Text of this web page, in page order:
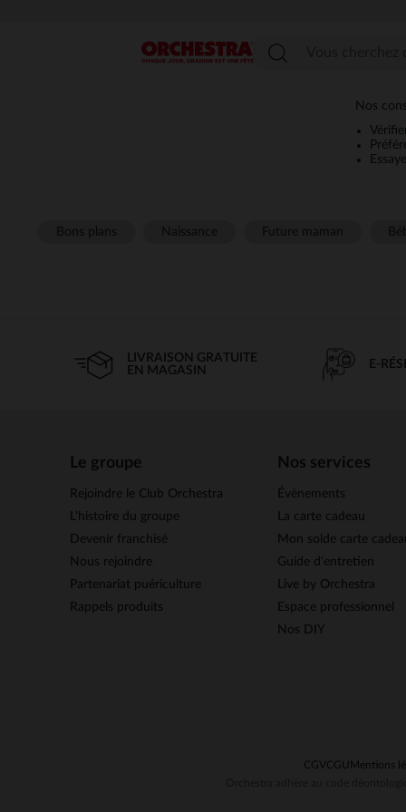
Menu
Nos
LIVRAISON GRATUITE
EN MAGASIN
E-
Le groupe
Rejoindre le Club Orchestra
L’histoire du groupe
Devenir franchisé
Nous rejoindre
Partenariat puériculture
Rappels produits
Nos services
Évènements
La carte cadeau
Mon solde carte
Guide d'entretien
Live by Orchestra
Espace professionnel
Nos DIY
CGVCGU Mentions